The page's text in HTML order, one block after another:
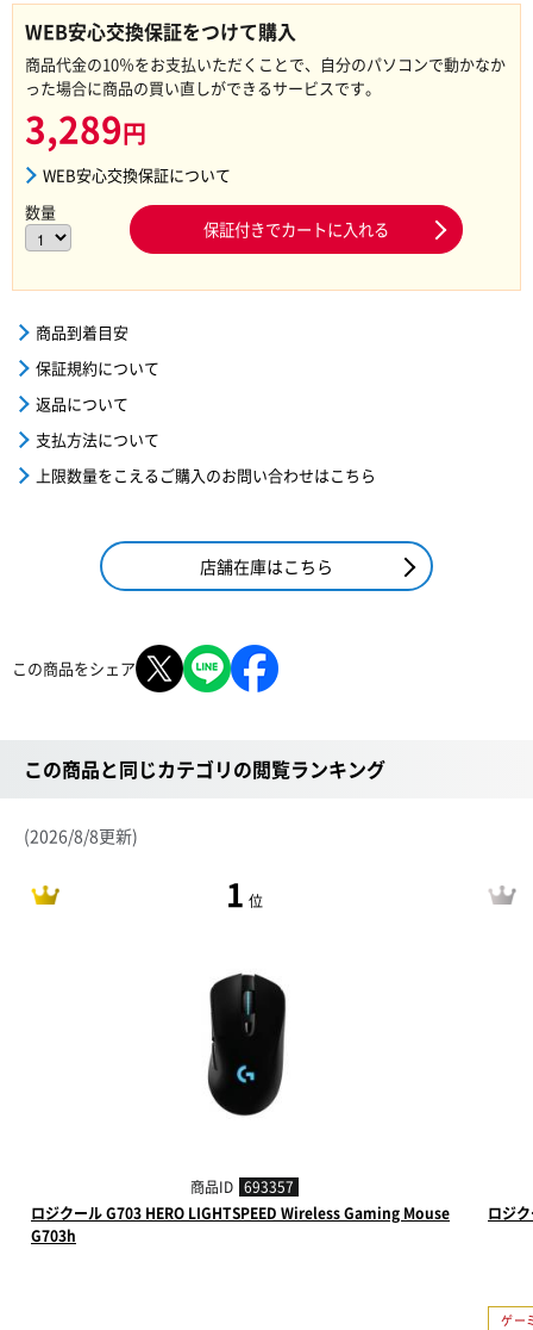
WEB安心交換保証をつけて購入
商品代金の10％をお支払いただくことで、自分のパソコンで動かなか
った場合に商品の買い直しができるサービスです。
3,289円
WEB安心交換保証について
数量
保証付きでカートに入れる
商品到着目安
保証規約について
返品について
支払方法について
上限数量をこえるご購入のお問い合わせはこちら
店舗在庫はこちら
この商品をシェア
この商品と同じカテゴリの閲覧ランキング
(2026/8/8更新)
1 位
商品ID 693357
ロジクール G703 HERO LIGHTSPEED Wireless Gaming Mouse
G703h
ロジ
ゲー